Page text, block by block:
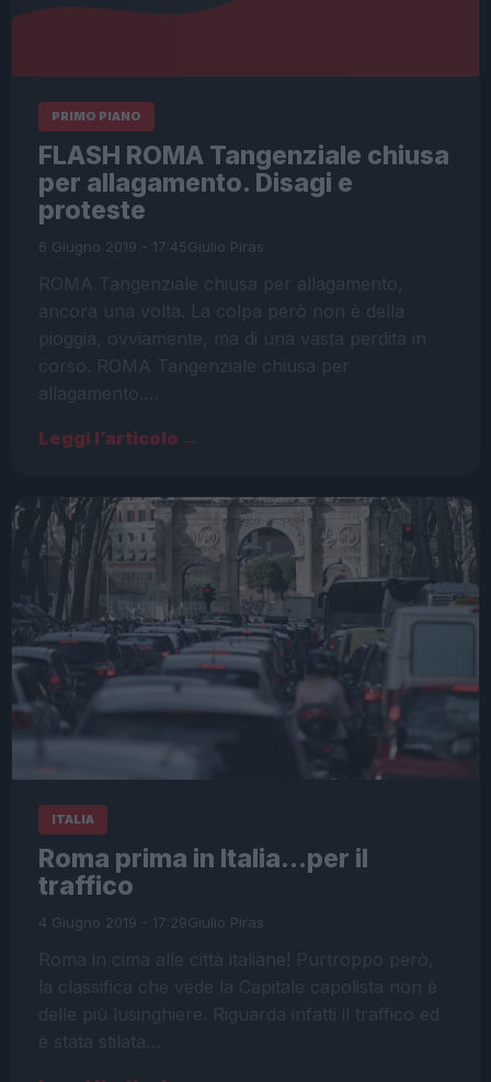
PRIMO PIANO
FLASH ROMA Tangenziale chiusa
per allagamento. Disagi e
proteste
6 Giugno 2019 - 17:45Giulio Piras
ROMA Tangenziale chiusa per allagamento,
ancora una volta. La colpa però non è della
pioggia, ovviamente, ma di una vasta perdita in
corso. ROMA Tangenziale chiusa per
allagamento.…
Leggi l’articolo →
ITALIA
Roma prima in Italia…per il
traffico
4 Giugno 2019 - 17:29Giulio Piras
Roma in cima alle città italiane! Purtroppo però,
la classifica che vede la Capitale capolista non è
delle più lusinghiere. Riguarda infatti il traffico ed
è stata stilata…